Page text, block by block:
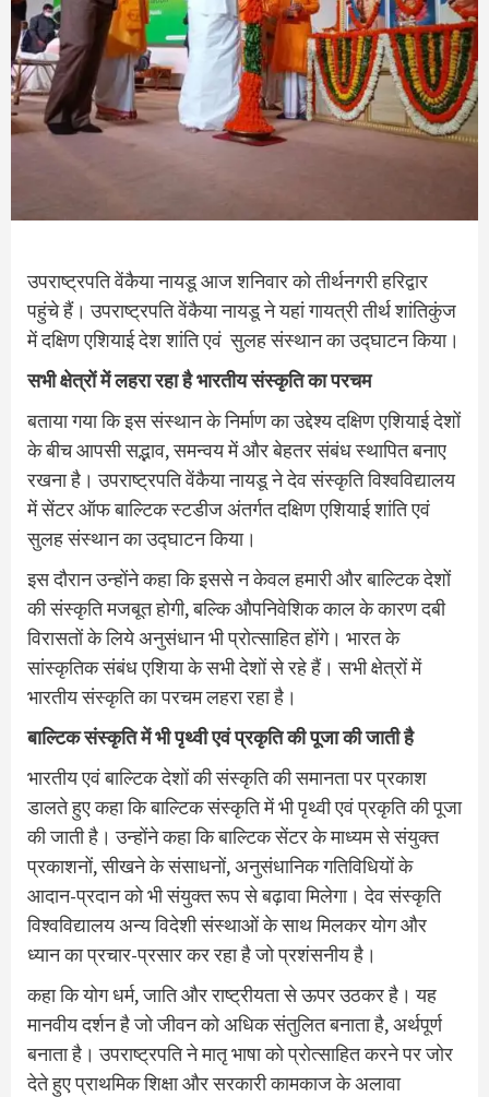
उपराष्ट्रपति वेंकैया नायडू आज शनिवार को तीर्थनगरी हरिद्वार
पहुंचे हैं। उपराष्ट्रपति वेंकैया नायडू ने यहां गायत्री तीर्थ शांतिकुंज
में दक्षिण एशियाई देश शांति एवं सुलह संस्थान का उद्घाटन किया।
सभी क्षेत्रों मेंलहरा रहा हैभारतीय संस्कृति का परचम
बताया गया कि इस संस्थान के निर्माण का उद्देश्य दक्षिण एशियाई देशों
के बीच आपसी सद्भाव, समन्वय में और बेहतर संबंध स्थापित बनाए
रखना है। उपराष्ट्रपति वेंकैया नायडू ने देव संस्कृति विश्वविद्यालय
में सेंटर ऑफ बाल्टिक स्टडीज अंतर्गत दक्षिण एशियाई शांति एवं
सुलह संस्थान का उद्घाटन किया।
इस दौरान उन्‍होंने कहा कि इससे न केवल हमारी और बाल्टिक देशों
की संस्कृति मजबूत होगी, बल्कि औपनिवेशिक काल के कारण दबी
विरासतों के लिये अनुसंधान भी प्रोत्साहित होंगे। भारत के
सांस्कृतिक संबंध एशिया के सभी देशों से रहे हैं। सभी क्षेत्रों में
भारतीय संस्कृति का परचम लहरा रहा है।
बाल्टिक संस्कृति में भी पृथ्वी एवं प्रकृति की पूजा की जाती है
भारतीय एवं बाल्टिक देशों की संस्कृति की समानता पर प्रकाश
डालते हुए कहा कि बाल्टिक संस्कृति में भी पृथ्वी एवं प्रकृति की पूजा
की जाती है। उन्होंने कहा कि बाल्टिक सेंटर के माध्यम से संयुक्त
प्रकाशनों, सीखने के संसाधनों, अनुसंधानिक गतिविधियों के
आदान-प्रदान को भी संयुक्त रूप से बढ़ावा मिलेगा। देव संस्कृति
विश्वविद्यालय अन्य विदेशी संस्थाओं के साथ मिलकर योग और
ध्यान का प्रचार-प्रसार कर रहा है जो प्रशंसनीय है।
कहा कि योग धर्म, जाति और राष्ट्रीयता से ऊपर उठकर है। यह
मानवीय दर्शन है जो जीवन को अधिक संतुलित बनाता है, अर्थपूर्ण
बनाता है। उपराष्ट्रपति ने मातृ भाषा को प्रोत्साहित करने पर जोर
देते हुए प्राथमिक शिक्षा और सरकारी कामकाज के अलावा